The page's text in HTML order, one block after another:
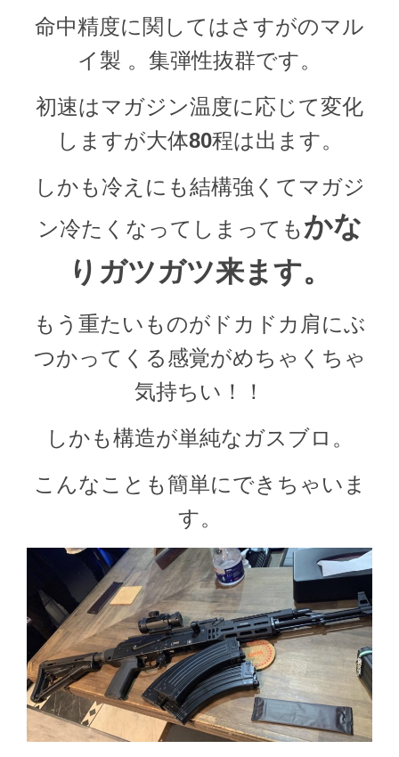
命中精度に関してはさすがのマル
イ製 。 集弾性抜群です。
初速はマガジン温度に応じて変化
しますが大体80程は出ます。
しかも冷えにも結構強くてマガジ
ン冷たくなってしまっても かな
りガツガツ来ます。
もう重たいものがドカドカ肩にぶ
つかってくる感覚がめちゃくちゃ
気持ちい！！
しかも構造が単純なガスブロ。
こんなことも簡単にできちゃいま
す。